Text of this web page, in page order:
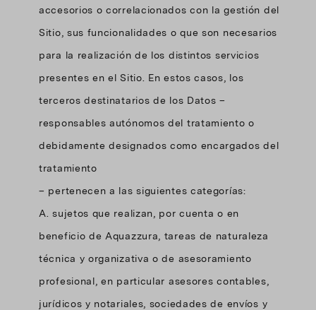
accesorios o correlacionados con la gestión del
Sitio, sus funcionalidades o que son necesarios
para la realización de los distintos servicios
presentes en el Sitio. En estos casos, los
terceros destinatarios de los Datos –
responsables autónomos del tratamiento o
debidamente designados como encargados del
tratamiento
– pertenecen a las siguientes categorías:
A. sujetos que realizan, por cuenta o en
beneficio de Aquazzura, tareas de naturaleza
técnica y organizativa o de asesoramiento
profesional, en particular asesores contables,
jurídicos y notariales, sociedades de envíos y